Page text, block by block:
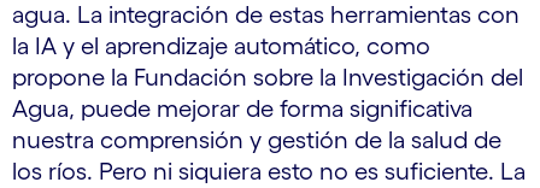
agua. La integración de estas herramientas con
la IA y el aprendizaje automático, como
propone la Fundación sobre la Investigación del
Agua, puede mejorar de forma significativa
nuestra comprensión y gestión de la salud de
los ríos. Pero ni siquiera esto no es suficiente. La